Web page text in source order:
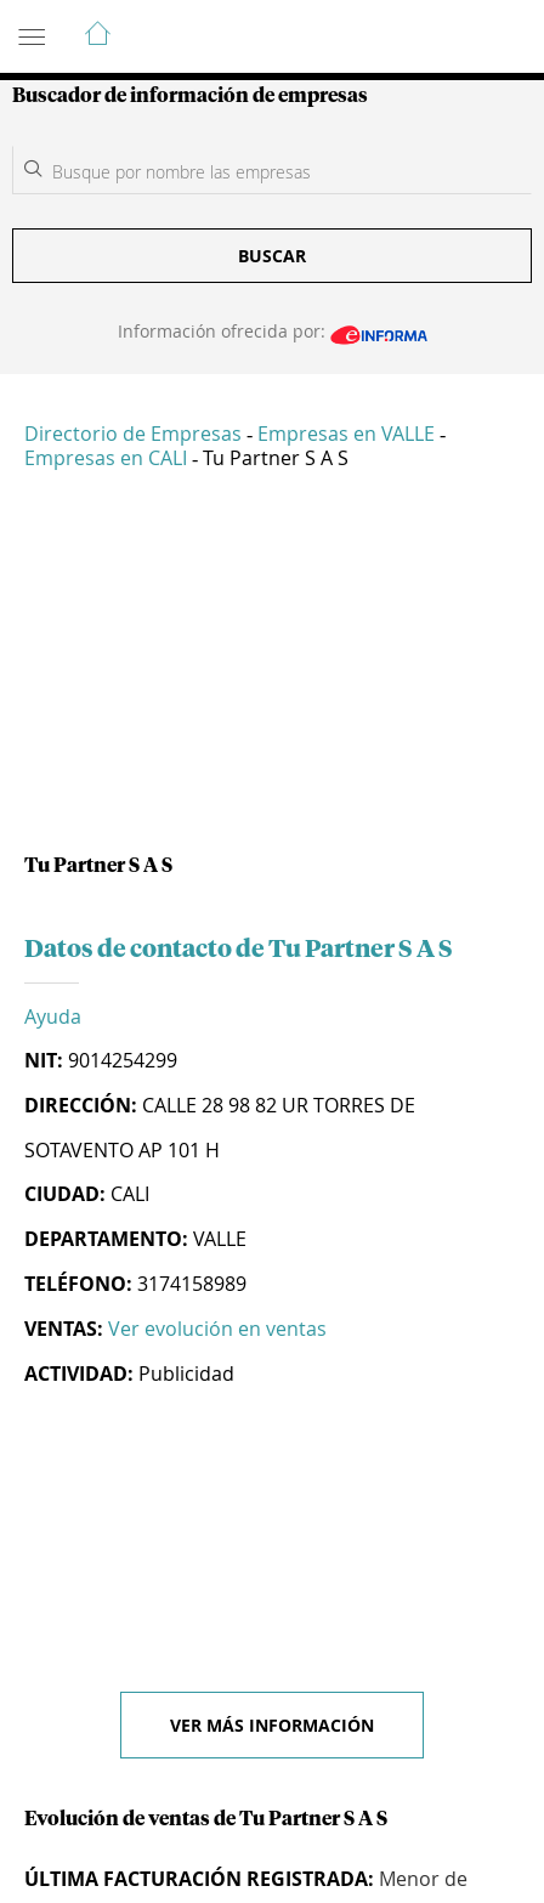
Guía de Empresas Colombianas
Buscador de información de empresas
BUSCAR
Información ofrecida por:
Directorio de Empresas - Empresas en VALLE -
Empresas en CALI - Tu Partner S A S
Tu Partner S A S
Datos de contacto de Tu Partner S A S
Ayuda
NIT: 9014254299
DIRECCIÓN: CALLE 28 98 82 UR TORRES DE
SOTAVENTO AP 101 H
CIUDAD: CALI
DEPARTAMENTO: VALLE
TELÉFONO: 3174158989
VENTAS: Ver evolución en ventas
ACTIVIDAD: Publicidad
VER MÁS INFORMACIÓN
Evolución de ventas de Tu Partner S A S
ÚLTIMA FACTURACIÓN REGISTRADA: Menor de